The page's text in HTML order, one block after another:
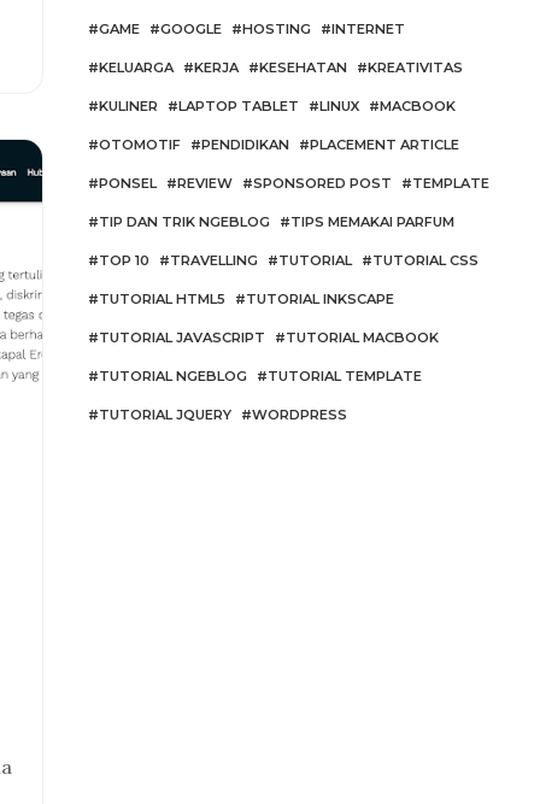
GAME GOOGLE HOSTING INTERNET
KELUARGA KERJA KESEHATAN KREATIVITAS
KULINER LAPTOP TABLET LINUX MACBOOK
OTOMOTIF PENDIDIKAN PLACEMENT ARTICLE
PONSEL REVIEW SPONSORED POST TEMPLATE
TIP DAN TRIK NGEBLOG TIPS MEMAKAI PARFUM
TOP 10 TRAVELLING TUTORIAL TUTORIAL CSS
TUTORIAL HTML5 TUTORIAL INKSCAPE
TUTORIAL JAVASCRIPT TUTORIAL MACBOOK
TUTORIAL NGEBLOG TUTORIAL TEMPLATE
TUTORIAL JQUERY WORDPRESS